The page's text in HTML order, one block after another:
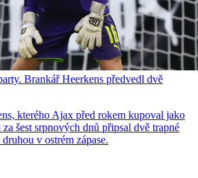
Brankář Heerkens předvedl dvě
kterého Ajax před rokem kupoval jako
šest srpnových dnů připsal dvě trapné
v ostrém zápase.